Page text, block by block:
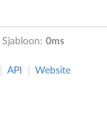
Sjabloon: 0ms
API Website